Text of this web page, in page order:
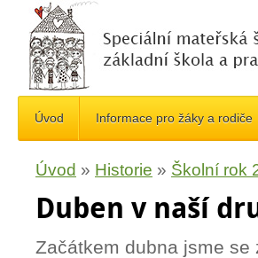
Úvod Informace pro žáky a rodiče
Úvod » Historie » Školní rok
Duben v naší
Začátkem dubna jsme